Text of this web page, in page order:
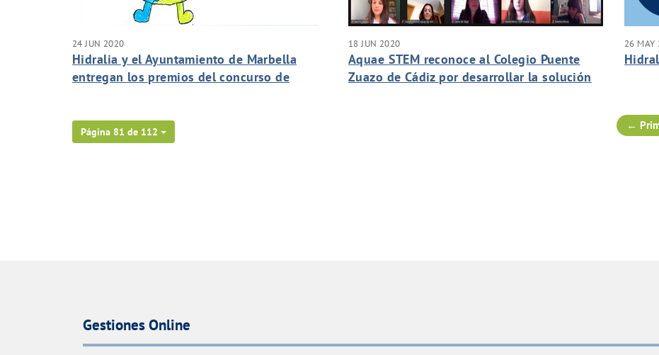
24 JUN 2020
Hidralia y el Ayuntamiento de Marbella
entregan los premios del concurso de
18 JUN 2020
Aquae STEM reconoce al Colegio Puente
Zuazo de Cádiz por desarrollar la solución
26 MAY
Página 81 de 112
←
Gestiones Online